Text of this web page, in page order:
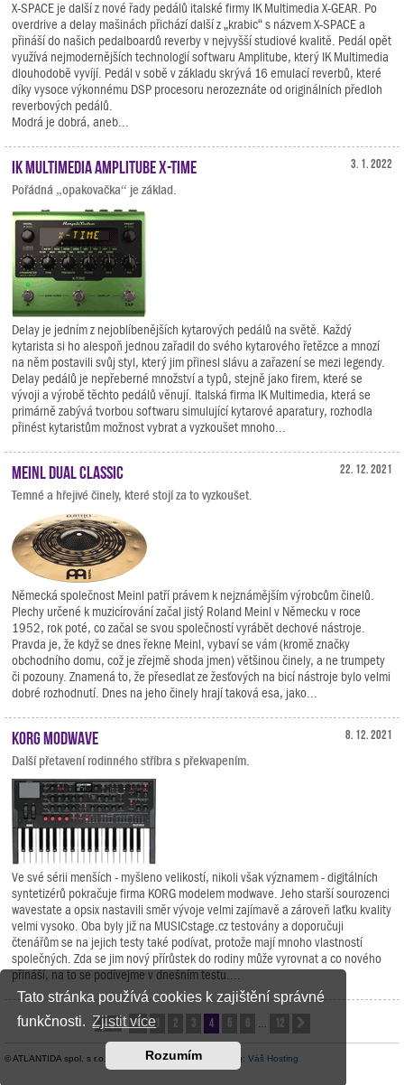
Tato stránka používá cookies k zajištění správné
funkčnosti. Zjistit více
Rozumím
X-SPACE je další z nové řady pedálů italské firmy IK Multimedia X-GEAR. Po
overdrive a delay mašinách přichází další z „krabic“ s názvem X-SPACE a
přináší do našich pedalboardů reverby v nejvyšší studiové kvalitě. Pedál opět
využívá nejmodernějších technologií softwaru Amplitube, který IK Multimedia
dlouhodobě vyvíjí. Pedál v sobě v základu skrývá 16 emulací reverbů, které
díky vysoce výkonnému DSP procesoru nerozeznáte od originálních předloh
reverbových pedálů.
Modrá je dobrá, aneb...
3. 1. 2022
IK Multimedia AmpliTube X-TIME
Pořádná „opakovačka“ je základ.
Delay je jedním z nejoblíbenějších kytarových pedálů na světě. Každý
kytarista si ho alespoň jednou zařadil do svého kytarového řetězce a mnozí
na něm postavili svůj styl, který jim přinesl slávu a zařazení se mezi legendy.
Delay pedálů je nepřeberné množství a typů, stejně jako firem, které se
vývoji a výrobě těchto pedálů věnují. Italská firma IK Multimedia, která se
primárně zabývá tvorbou softwaru simulující kytarové aparatury, rozhodla
přinést kytaristům možnost vybrat a vyzkoušet mnoho...
22. 12. 2021
Meinl Dual Classic
Temné a hřejivé činely, které stojí za to vyzkoušet.
Německá společnost Meinl patří právem k nejznámějším výrobcům činelů.
Plechy určené k muzicírování začal jistý Roland Meinl v Německu v roce
1952, rok poté, co začal se svou společností vyrábět dechové nástroje.
Pravda je, že když se dnes řekne Meinl, vybaví se vám (kromě značky
obchodního domu, což je zřejmě shoda jmen) většinou činely, a ne trumpety
či pozouny. Znamená to, že přesedlat ze žesťových na bicí nástroje bylo velmi
dobré rozhodnutí. Dnes na jeho činely hrají taková esa, jako...
8. 12. 2021
KORG modwave
Další přetavení rodinného stříbra s překvapením.
Ve své sérii menších - myšleno velikostí, nikoli však významem - digitálních
syntetizérů pokračuje firma KORG modelem modwave. Jeho starší sourozenci
wavestate a opsix nastavili směr vývoje velmi zajímavě a zároveň laťku kvality
velmi vysoko. Oba byly již na MUSICstage.cz testovány a doporučuji
čtenářům se na jejich testy také podívat, protože mají mnoho vlastností
společných. Zda se jim nový přírůstek do rodiny může vyrovnat a co nového
přináší, na to se podívejme v dnešním testu....
Stránka4z
Předchozí
1 2 3 4 12
© ATLANTIDA spol. s r.o. | Kontaktní údaje| Hosting: Váš Hosting